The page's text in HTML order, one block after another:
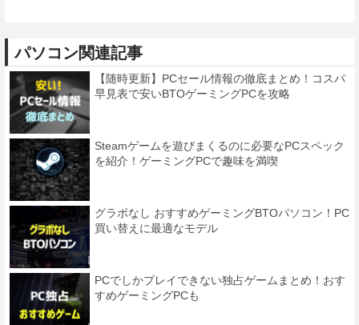
パソコン関連記事
【随時更新】PCセール情報の徹底まとめ！コスパ
早見表で安いBTOゲーミングPCを攻略
Steamゲームを遊びまくるのに必要なPCスペック
を紹介！ゲーミングPCで趣味を満喫
グラボなし おすすめゲーミングBTOパソコン！PC
買い替えに最適なモデル
PCでしかプレイできない独占ゲームまとめ！おす
すめゲーミングPCも